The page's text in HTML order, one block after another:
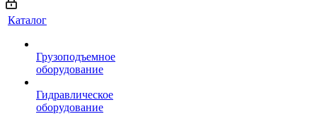
Каталог
Грузоподъемное
оборудование
Гидравлическое
оборудование